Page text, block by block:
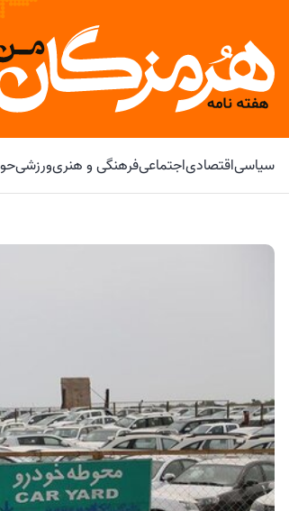
سیاسیاقتصادیاجتماعیفرهنگی و هنریورزشی